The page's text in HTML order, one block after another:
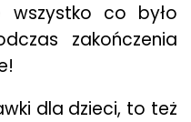
wszystko co było
zakończenia
dla dzieci, to też